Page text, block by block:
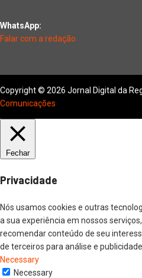
WhatsApp:
Falar com a redação
Copyright © 2026 Jornal Digital da
Comunicações
Fechar
Privacidade
Nós usamos cookies e outras
a sua experiência em nossos
recomendar conteúdo de seu
de terceiros para análise e
Necessary
Necessary